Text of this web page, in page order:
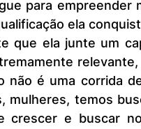
para empreender
ela
que ela junte um
não é uma corrida
mulheres, temos
crescer e buscar